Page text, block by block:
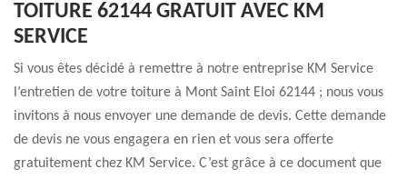
TOITURE 62144 GRATUIT AVEC KM
SERVICE
Si vous êtes décidé à remettre à notre entreprise KM Service
l’entretien de votre toiture à Mont Saint Eloi 62144 ; nous vous
invitons à nous envoyer une demande de devis. Cette demande
de devis ne vous engagera en rien et vous sera offerte
gratuitement chez KM Service. C’est grâce à ce document que